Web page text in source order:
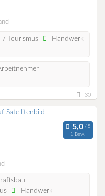
/ Tourismus
Handwerk
30
1 Bew.
Handwerk